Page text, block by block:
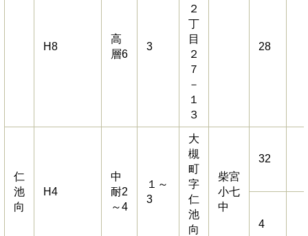
H8
高
層6
3
２
丁
目
２
７
－
１
３
28
仁
池
向
H4
中
耐2
～4
１～
3
大
槻
町
字
仁
池
向
柴宮
小七
中
32
4